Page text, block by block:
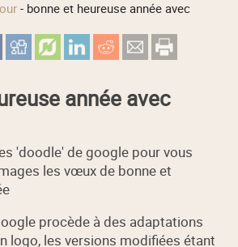
- bonne et heureuse année avec
année avec
'doodle' de google pour vous
les vœux de bonne et
procède à des adaptations
logo, les versions modifiées étant